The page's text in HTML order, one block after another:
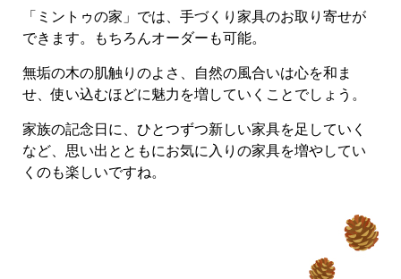
「ミントゥの家」では、手づくり家具のお取り寄せが
できます。もちろんオーダーも可能。
無垢の木の肌触りのよさ、自然の風合いは心を和ま
せ、使い込むほどに魅力を増していくことでしょう。
家族の記念日に、ひとつずつ新しい家具を足していく
など、思い出とともにお気に入りの家具を増やしてい
くのも楽しいですね。